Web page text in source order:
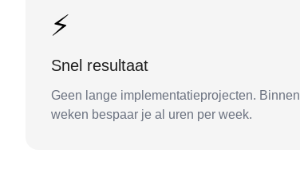
⚡
Snel resultaat
Geen lange implementatieprojecten. Binnen
weken bespaar je al uren per week.